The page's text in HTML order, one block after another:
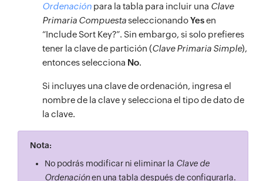
Ordenación para la tabla para incluir una Clave
Primaria CompuestaseleccionandoYesen
“Include Sort Key?”. Sin embargo, si solo prefieres
tener la clave de partición (Clave Primaria Simple),
entonces selecciona No.
Si incluyes una clave de ordenación, ingresa el
nombre de la clave y selecciona el tipo de dato de
la clave.
Nota:
No podrás modificar ni eliminar la Clave de
Ordenaciónen una tabla después de configurarla.